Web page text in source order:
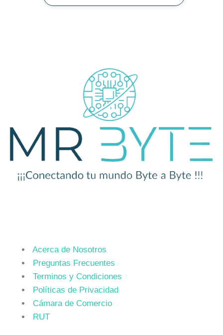
Acerca de Nosotros
Preguntas Frecuentes
Terminos y Condiciones
Políticas de Privacidad
Cámara de Comercio
RUT